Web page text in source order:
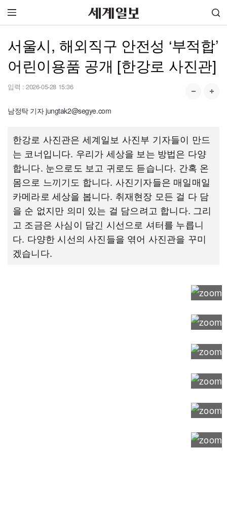
서울시, 해외직구 안전성 ‘부적합’
어린이용품 공개 [한강로 사진관]
입력 : 2026-05-28 15:36
남정탁 기자 jungtak2@segye.com
한강로 사진관은 세계일보 사진부 기자들이 만드
는 코너입니다. 우리가 세상을 보는 방법은 다양
합니다. 눈으로도 보고 귀로도 듣습니다. 간혹 온
몸으로 느끼기도 합니다. 사진기자들은 매일매일
카메라로 세상을 봅니다. 취재현장 모든 걸 다 담
을 순 없지만 의미 있는 걸 담으려고 합니다. 그리
고 조금은 사심이 담긴 시선으로 셔터를 누릅니
다. 다양한 시선의 사진들을 엮어 사진관을 꾸미
겠습니다.